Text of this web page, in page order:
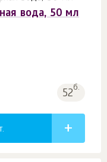
вода, 50 мл
52б.